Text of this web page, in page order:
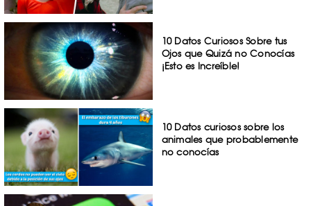
10 Datos Curiosos Sobre tus
Ojos que Quizá no Conocías
¡Esto es Increíble!
10 Datos curiosos sobre los
animales que probablemente
no conocías